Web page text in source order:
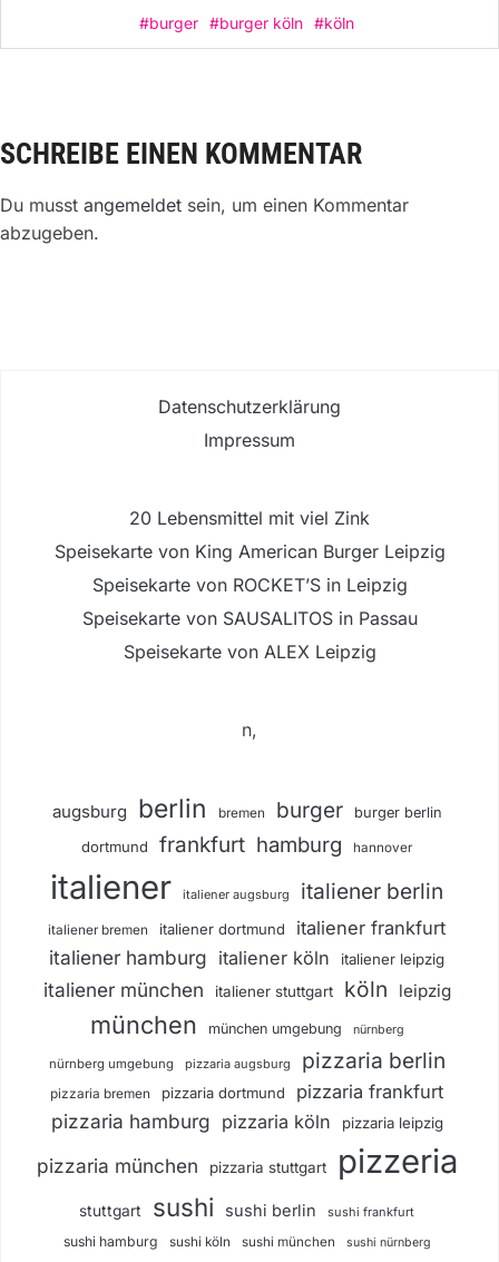
#burger #burger köln #köln
SCHREIBE EINEN KOMMENTAR
Du musst angemeldet sein, um einen Kommentar
abzugeben.
Datenschutzerklärung
Impressum
20 Lebensmittel mit viel Zink
Speisekarte von King American Burger Leipzig
Speisekarte von ROCKET’S in Leipzig
Speisekarte von SAUSALITOS in Passau
Speisekarte von ALEX Leipzig
n,
augsburg berlin bremen burger burger berlin
dortmund frankfurt hamburg hannover
italiener italiener augsburg italiener berlin
italiener bremen italiener dortmund italiener frankfurt
italiener hamburg italiener köln italiener leipzig
italiener münchen italiener stuttgart köln leipzig
münchen münchen umgebung nürnberg
nürnberg umgebung pizzaria augsburg pizzaria berlin
pizzaria bremen pizzaria dortmund pizzaria frankfurt
pizzaria hamburg pizzaria köln pizzaria leipzig
pizzaria münchen pizzaria stuttgart pizzeria
stuttgart sushi sushi berlin sushi frankfurt
sushi hamburg sushi köln sushi münchen sushi nürnberg